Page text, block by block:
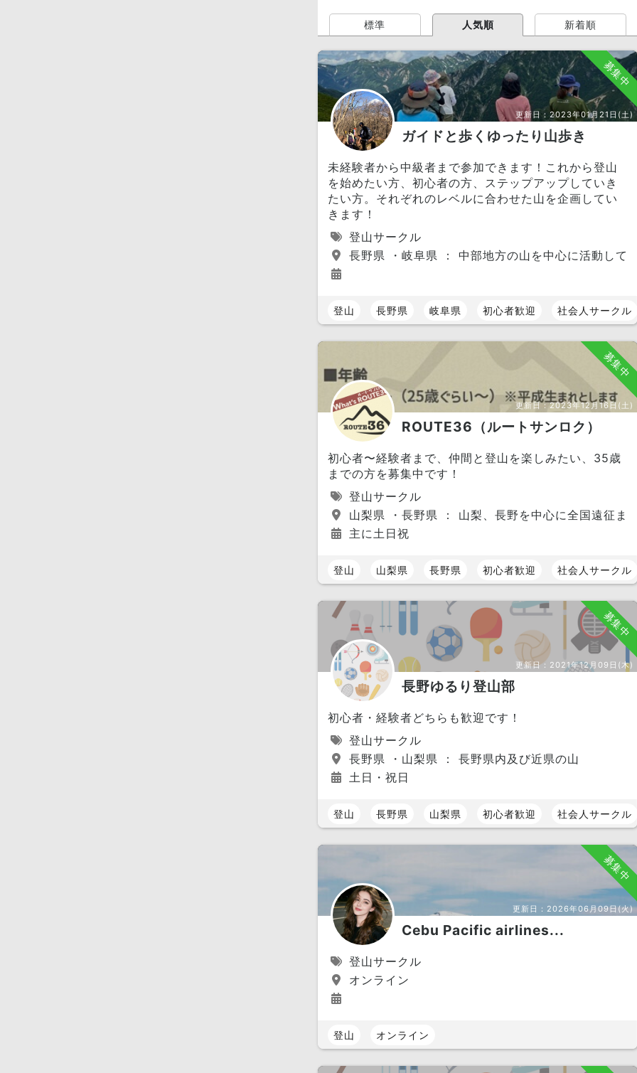
標準 人気順 新着順
募集中
更新日： 2023年01月21日(土)
ガイドと歩くゆったり山歩き
未経験者から中級者まで参加できます！これから登山
を始めたい方、初心者の方、ステップアップしていき
たい方。それぞれのレベルに合わせた山を企画してい
きます！
登山サークル
長野県 ・岐阜県 ： 中部地方の山を中心に活動してい
登山 長野県 岐阜県 初心者歓迎 社会人サークル
募集中
更新日：2023年12月16日(土)
ROUTE36（ルートサンロク）
初心者〜経験者まで、仲間と登山を楽しみたい、35歳
までの方を募集中です！
登山サークル
山梨県 ・長野県 ： 山梨、長野を中心に全国遠征まで
主に土日祝
登山 山梨県 長野県 初心者歓迎 社会人サークル
募集中
更新日： 2021年12月09日(木)
長野ゆるり登山部
初心者・経験者どちらも歓迎です！
登山サークル
長野県 ・山梨県 ： 長野県内及び近県の山
土日・祝日
登山 長野県 山梨県 初心者歓迎 社会人サークル
募集中
更新日： 2026年06月09日(火)
Cebu Pacific airlines...
登山サークル
オンライン
登山 オンライン